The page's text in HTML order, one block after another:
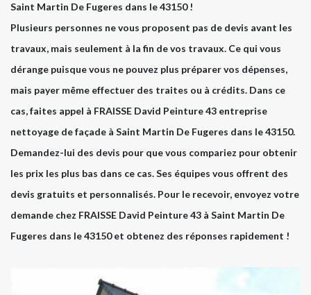
Saint Martin De Fugeres dans le 43150 !
Plusieurs personnes ne vous proposent pas de devis avant les
travaux, mais seulement à la fin de vos travaux. Ce qui vous
dérange puisque vous ne pouvez plus préparer vos dépenses,
mais payer même effectuer des traites ou à crédits. Dans ce
cas, faites appel à FRAISSE David Peinture 43 entreprise
nettoyage de façade à Saint Martin De Fugeres dans le 43150.
Demandez-lui des devis pour que vous compariez pour obtenir
les prix les plus bas dans ce cas. Ses équipes vous offrent des
devis gratuits et personnalisés. Pour le recevoir, envoyez votre
demande chez FRAISSE David Peinture 43 à Saint Martin De
Fugeres dans le 43150 et obtenez des réponses rapidement !